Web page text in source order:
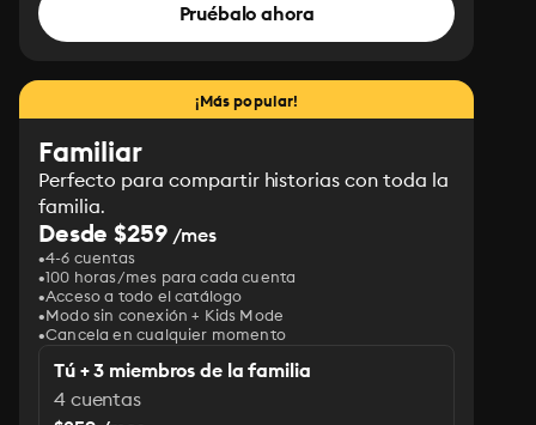
Pruébalo ahora
¡Más popular!
Familiar
Perfecto para compartir historias con toda la
familia.
Desde $259/mes
4-6 cuentas
100 horas/mes para cada cuenta
Acceso a todo el catálogo
Modo sin conexión + Kids Mode
Cancela en cualquier momento
Tú + 3 miembros de la familia
4 cuentas